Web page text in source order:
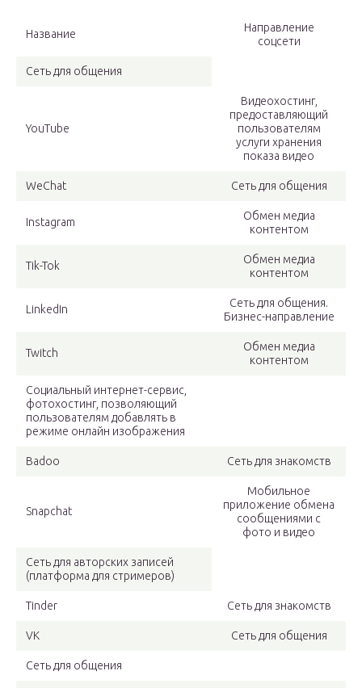
Название
Направление
соцсети
Сеть для общения
YouTube
Видеохостинг,
предоставляющий
пользователям
услуги хранения
показа видео
WeChat Сеть для общения
Instagram
Обмен медиа
контентом
Tik-Tok
Обмен медиа
контентом
LinkedIn
Сеть для общения.
Бизнес-направление
Twitch
Обмен медиа
контентом
Социальный интернет-сервис,
фотохостинг, позволяющий
пользователям добавлять в
режиме онлайн изображения
Badoo Сеть для знакомств
Snapchat
Мобильное
приложение обмена
сообщениями с
фото и видео
Сеть для авторских записей
(платформа для стримеров)
Tinder Сеть для знакомств
VK Сеть для общения
Сеть для общения